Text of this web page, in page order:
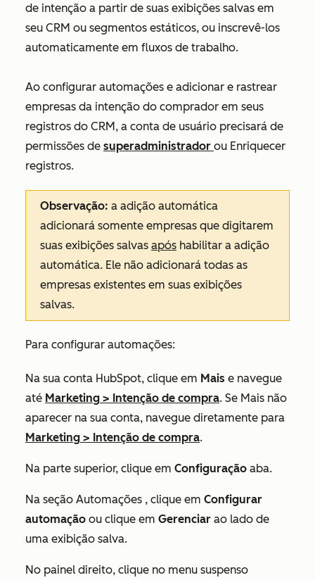
de intenção a partir de suas exibições salvas em
seu CRM ou segmentos estáticos, ou inscrevê-los
automaticamente em fluxos de trabalho.
Ao configurar automações e adicionar e rastrear
empresas da intenção do comprador em seus
registros do CRM, a conta de usuário precisará de
permissões de superadministrador ou Enriquecer
registros.
Observação: a adição automática
adicionará somente empresas que digitarem
suas exibições salvas após habilitar a adição
automática. Ele não adicionará todas as
empresas existentes em suas exibições
salvas.
Para configurar automações:
Na sua conta HubSpot, clique em Mais e navegue
até Marketing > Intenção de compra. Se Mais não
aparecer na sua conta, navegue diretamente para
Marketing > Intenção de compra.
Na parte superior, clique em Configuração aba.
Na seção Automações , clique em Configurar
automação ou clique em Gerenciar ao lado de
uma exibição salva.
No painel direito, clique no menu suspenso